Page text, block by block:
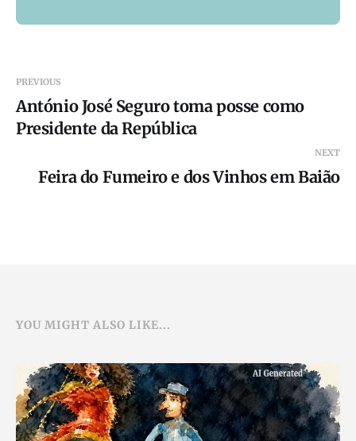
PREVIOUS
António José Seguro toma posse como
Presidente da República
NEXT
Feira do Fumeiro e dos Vinhos em Baião
YOU MIGHT ALSO LIKE...